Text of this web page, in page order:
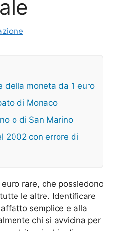
della moneta da 1 euro
di Monaco
o di San Marino
2002 con errore di
rare, che possiedono
le altre. Identificare
semplice e alla
chi si avvicina per